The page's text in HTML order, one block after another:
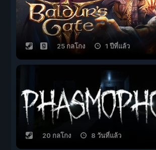
25 กลโกง 1 ปีที่แล้ว
20 กลโกง 8 วันที่แล้ว